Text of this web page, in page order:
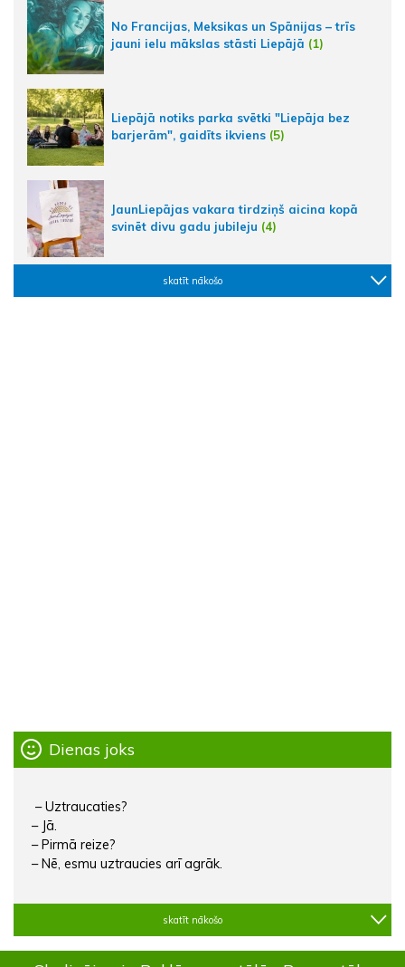
No Francijas, Meksikas un Spānijas – trīs
jauni ielu mākslas stāsti Liepājā (1)
Liepājā notiks parka svētki "Liepāja bez
barjerām", gaidīts ikviens (5)
JaunLiepājas vakara tirdziņš aicina kopā
svinēt divu gadu jubileju (4)
skatīt nākošo
Dienas joks
– Uztraucaties?
– Jā.
– Pirmā reize?
– Nē, esmu uztraucies arī agrāk.
skatīt nākošo